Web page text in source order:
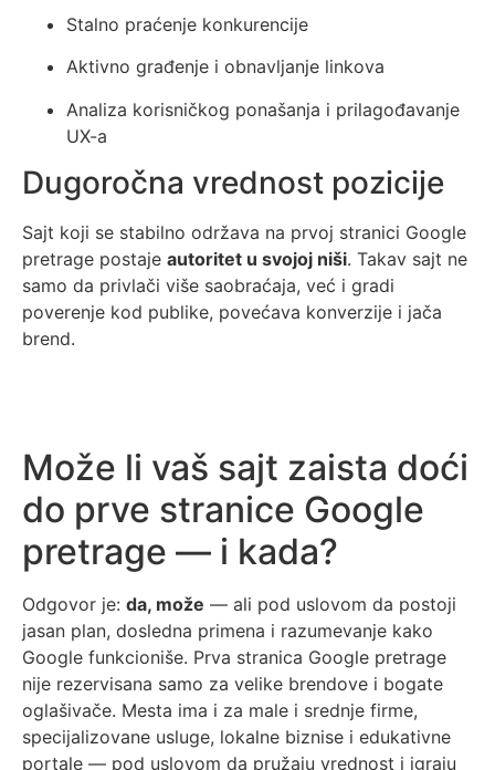
Stalno praćenje konkurencije
Aktivno građenje i obnavljanje linkova
Analiza korisničkog ponašanja i prilagođavanje
UX-a
Dugoročna vrednost pozicije
Sajt koji se stabilno održava na prvoj stranici Google
pretrage postaje autoritet u svojoj niši. Takav sajt ne
samo da privlači više saobraćaja, već i gradi
poverenje kod publike, povećava konverzije i jača
brend.
Može li vaš sajt zaista doći
do prve stranice Google
pretrage — i kada?
Odgovor je: da, može — ali pod uslovom da postoji
jasan plan, dosledna primena i razumevanje kako
Google funkcioniše. Prva stranica Google pretrage
nije rezervisana samo za velike brendove i bogate
oglašivače. Mesta ima i za male i srednje firme,
specijalizovane usluge, lokalne biznise i edukativne
portale — pod uslovom da pružaju vrednost i igraju